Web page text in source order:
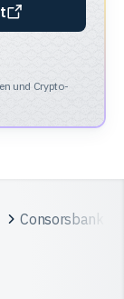
und Crypto-
Consorsbank